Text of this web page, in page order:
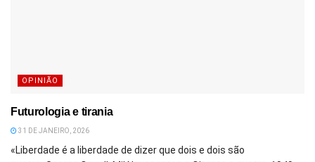
OPINIÃO
Futurologia e tirania
31 DE JANEIRO, 2026
«Liberdade é a liberdade de dizer que dois e dois são